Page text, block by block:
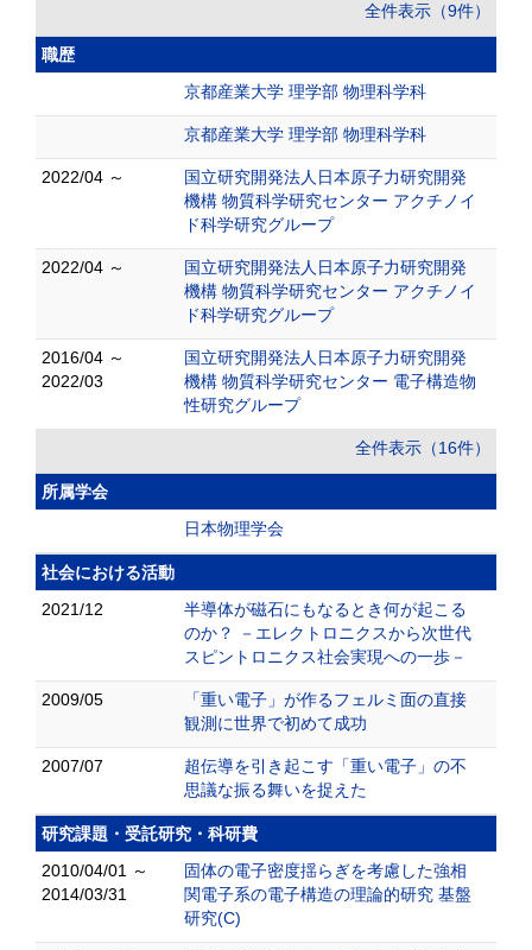
全件表示（9件）
職歴
京都産業大学 理学部 物理科学科
京都産業大学 理学部 物理科学科
2022/04 ～
国立研究開発法人日本原子力研究開発
機構 物質科学研究センター アクチノイ
ド科学研究グループ
2022/04 ～
国立研究開発法人日本原子力研究開発
機構 物質科学研究センター アクチノイ
ド科学研究グループ
2016/04 ～
2022/03
国立研究開発法人日本原子力研究開発
機構 物質科学研究センター 電子構造物
性研究グループ
全件表示（16件）
所属学会
日本物理学会
社会における活動
2021/12
半導体が磁石にもなるとき何が起こる
のか？ －エレクトロニクスから次世代
スピントロニクス社会実現への一歩－
2009/05
「重い電子」が作るフェルミ面の直接
観測に世界で初めて成功
2007/07
超伝導を引き起こす「重い電子」の不
思議な振る舞いを捉えた
研究課題・受託研究・科研費
2010/04/01 ～
2014/03/31
固体の電子密度揺らぎを考慮した強相
関電子系の電子構造の理論的研究 基盤
研究(C)